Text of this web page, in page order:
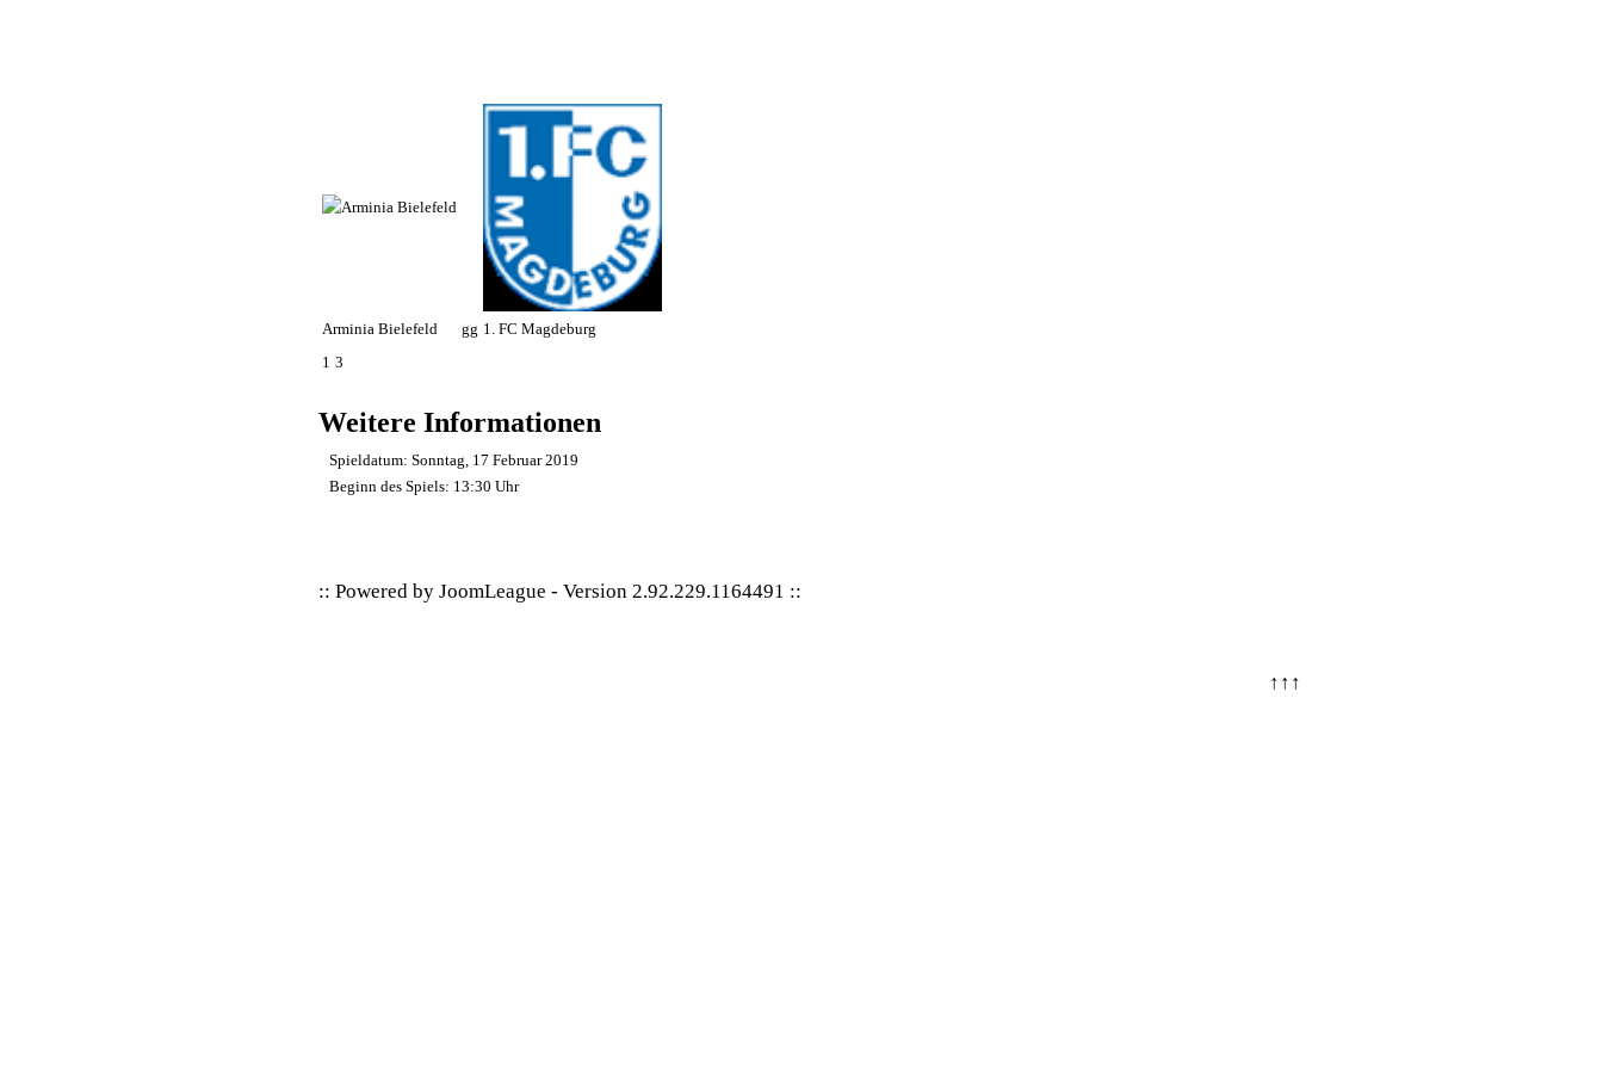
Arminia Bielefeld gg 1. FC Magdeburg
1 3
Weitere Informationen
Spieldatum: Sonntag, 17 Februar 2019
Beginn des Spiels: 13:30 Uhr
:: Powered byJoomLeague -Version 2.92.229.1164491 ::
↑↑↑